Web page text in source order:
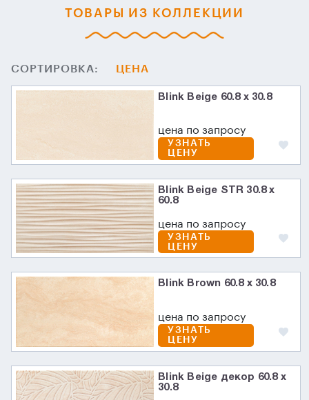
ТОВАРЫ ИЗ КОЛЛЕКЦИИ
СОРТИРОВКА: ЦЕНА
Blink Beige 60.8 x 30.8
цена по запросу
УЗНАТЬ
ЦЕНУ
Blink Beige STR 30.8 x
60.8
цена по запросу
УЗНАТЬ
ЦЕНУ
Blink Brown 60.8 x 30.8
цена по запросу
УЗНАТЬ
ЦЕНУ
Blink Beige декор 60.8 x
30.8